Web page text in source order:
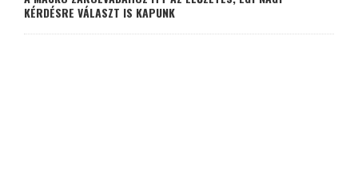
KÉRDÉSRE VÁLASZT IS KAPUNK